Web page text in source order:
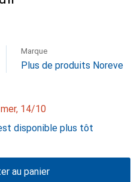
Marque
Plus de produits Noreve
14/10
disponible plus tôt
au panier